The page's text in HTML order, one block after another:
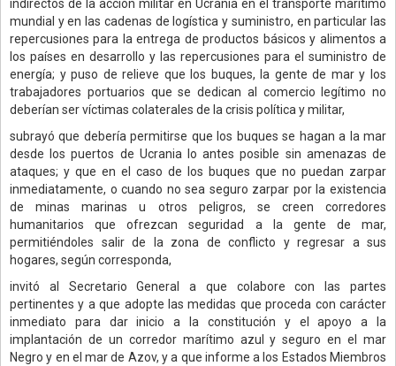
indirectos de la acción militar en Ucrania en el transporte marítimo
mundial y en las cadenas de logística y suministro, en particular las
repercusiones para la entrega de productos básicos y alimentos a
los países en desarrollo y las repercusiones para el suministro de
energía; y puso de relieve que los buques, la gente de mar y los
trabajadores portuarios que se dedican al comercio legítimo no
deberían ser víctimas colaterales de la crisis política y militar,
subrayó que debería permitirse que los buques se hagan a la mar
desde los puertos de Ucrania lo antes posible sin amenazas de
ataques; y que en el caso de los buques que no puedan zarpar
inmediatamente, o cuando no sea seguro zarpar por la existencia
de minas marinas u otros peligros, se creen corredores
humanitarios que ofrezcan seguridad a la gente de mar,
permitiéndoles salir de la zona de conflicto y regresar a sus
hogares, según corresponda,
invitó al Secretario General a que colabore con las partes
pertinentes y a que adopte las medidas que proceda con carácter
inmediato para dar inicio a la constitución y el apoyo a la
implantación de un corredor marítimo azul y seguro en el mar
Negro y en el mar de Azov, y a que informe a los Estados Miembros